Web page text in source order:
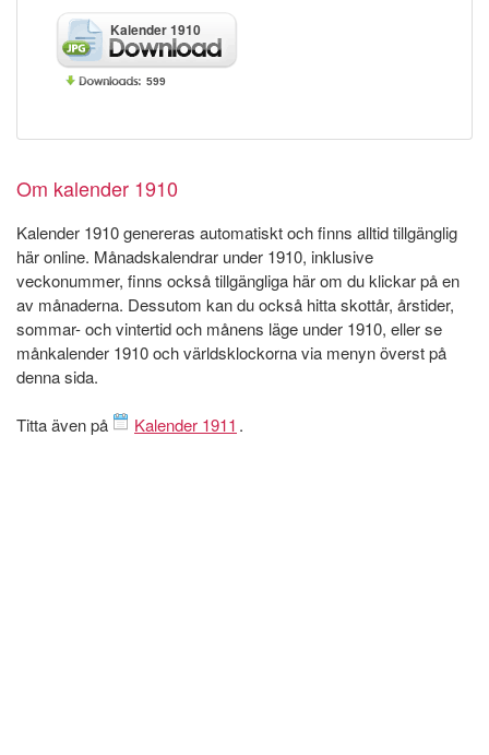
Kalender 1910
599
Om kalender 1910
Kalender 1910 genereras automatiskt och finns alltid tillgänglig
här online. Månadskalendrar under 1910, inklusive
veckonummer, finns också tillgängliga här om du klickar på en
av månaderna. Dessutom kan du också hitta skottår, årstider,
sommar- och vintertid och månens läge under 1910, eller se
månkalender 1910 och världsklockorna via menyn överst på
denna sida.
Titta även på Kalender 1911 .